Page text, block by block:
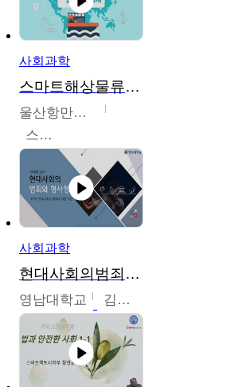
사회과학
스마트해상물류관리사 교육과정2
울산항만공사
스마트해상물류관리사 교육위원회
사회과학
현대사회의범죄와형사정책
영남대학교 김혜정